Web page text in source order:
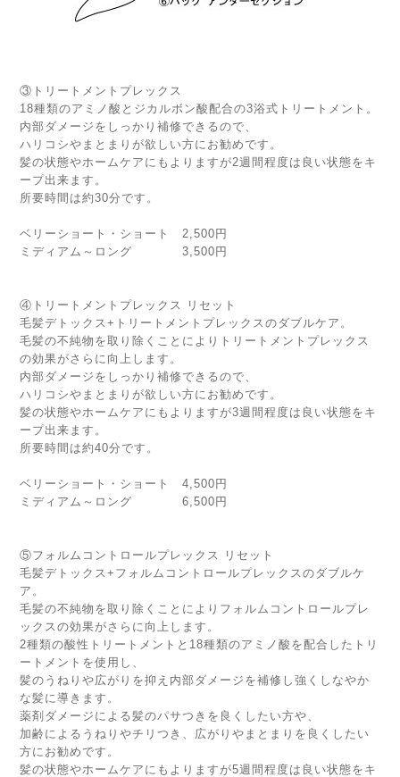
③トリートメントプレックス
18種類のアミノ酸とジカルボン酸配合の3浴式トリートメント。
内部ダメージをしっかり補修できるので、
ハリコシやまとまりが欲しい方にお勧めです。
髪の状態やホームケアにもよりますが2週間程度は良い状態をキ
ープ出来ます。
所要時間は約30分です。
ベリーショート・ショート 2,500円
ミディアム～ロング 3,500円
④トリートメントプレックス リセット
毛髪デトックス+トリートメントプレックスのダブルケア。
毛髪の不純物を取り除くことによりトリートメントプレックス
の効果がさらに向上します。
内部ダメージをしっかり補修できるので、
ハリコシやまとまりが欲しい方にお勧めです。
髪の状態やホームケアにもよりますが3週間程度は良い状態をキ
ープ出来ます。
所要時間は約40分です。
ベリーショート・ショート 4,500円
ミディアム～ロング 6,500円
⑤フォルムコントロールプレックス リセット
毛髪デトックス+フォルムコントロールプレックスのダブルケ
ア。
毛髪の不純物を取り除くことによりフォルムコントロールプレ
ックスの効果がさらに向上します。
2種類の酸性トリートメントと18種類のアミノ酸を配合したトリ
ートメントを使用し、
髪のうねりや広がりを抑え内部ダメージを補修し強くしなやか
な髪に導きます。
薬剤ダメージによる髪のパサつきを良くしたい方や、
加齢によるうねりやチリつき、広がりやまとまりを良くしたい
方にお勧めです。
髪の状態やホームケアにもよりますが5週間程度は良い状態をキ